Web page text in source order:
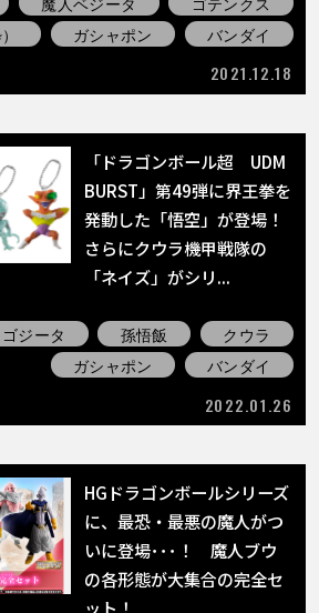
ガシャポン
バンダイ
2021.12.18
「ドラゴンボール超 UDM
BURST」第49弾に界王拳を
発動した「悟空」が登場！
さらにクウラ機甲戦隊の
「ネイズ」がシリ...
ゴジータ 孫悟飯
クウラ
ガシャポン
バンダイ
2022.01.26
HGドラゴンボールシリーズ
に、最恐・最悪の魔人がつ
いに登場･･･！ 魔人ブウ
の各形態が大集合の完全セ
ット！